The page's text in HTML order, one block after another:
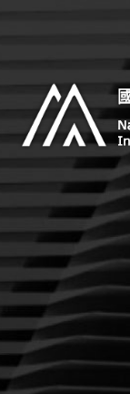
國立陽
Institute of